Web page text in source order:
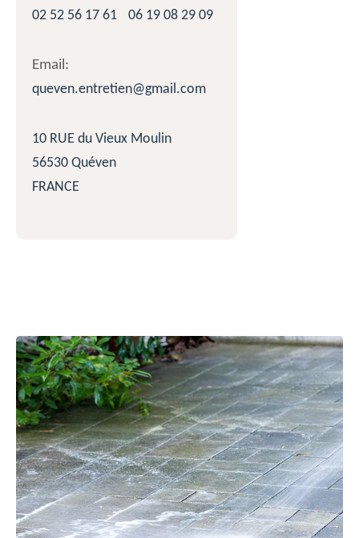
02 52 56 17 61
06 19 08 29 09
Email:
queven.entretien@gmail.com
10 RUE du Vieux Moulin
56530 Quéven
FRANCE